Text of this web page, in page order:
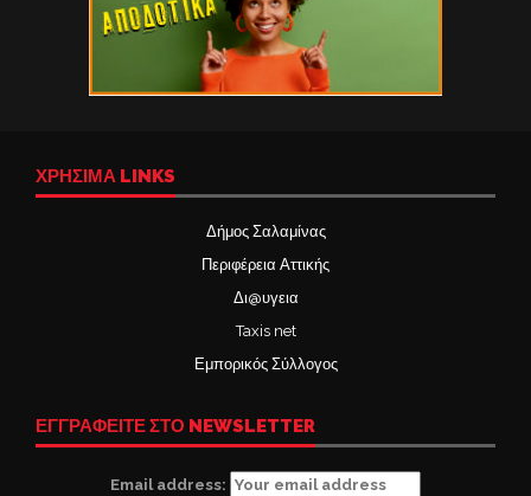
ΧΡΉΣΙΜΑ LINKS
Δήμος Σαλαμίνας
Περιφέρεια Αττικής
Δι@υγεια
Taxis net
Εμπορικός Σύλλογος
ΕΓΓΡΑΦΕΙΤΕ ΣΤΟ NEWSLETTER
Email address: